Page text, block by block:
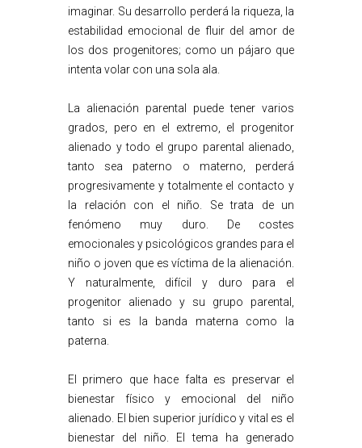
imaginar. Su desarrollo perderá la riqueza, la
estabilidad emocional de fluir del amor de
los dos progenitores; como un pájaro que
intenta volar con una sola ala.
La alienación parental puede tener varios
grados, pero en el extremo, el progenitor
alienado y todo el grupo parental alienado,
tanto sea paterno o materno, perderá
progresivamente y totalmente el contacto y
la relación con el niño. Se trata de un
fenómeno muy duro. De costes
emocionales y psicológicos grandes para el
niño o joven que es víctima de la alienación.
Y naturalmente, difícil y duro para el
progenitor alienado y su grupo parental,
tanto si es la banda materna como la
paterna.
El primero que hace falta es preservar el
bienestar físico y emocional del niño
alienado. El bien superior jurídico y vital es el
bienestar del niño. El tema ha generado